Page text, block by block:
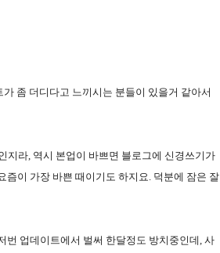
좀 더디다고 느끼시는 분들이 있을거 같아서
지라, 역시 본업이 바쁘면 블로그에 신경쓰기가
즘이 가장 바쁜 때이기도 하지요. 덕분에 잠은 잘
번 업데이트에서 벌써 한달정도 방치중인데, 사